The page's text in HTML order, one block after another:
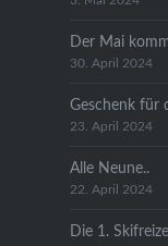
Der Mai
30. April 2024
Geschenk für
23. April 2024
Alle Neune..
22. April 2024
Die 1.